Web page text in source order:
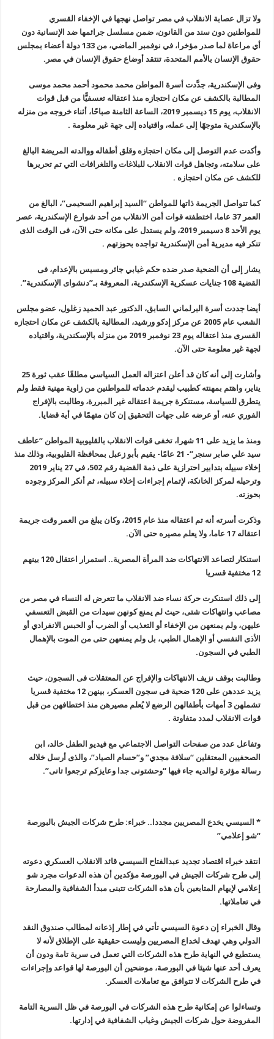
ولا تزال عصابة الانقلاب في مصر تواصل نهجها في الإخفاء القسري
للمواطنين دون سند من القانون، ضمن مسلسل جرائمها ضد الإنسانية دون
أي مراعاة لما صدر مؤخرا، في نوفمبر الماضي، من 133 دولة أعضاء بمجلس
حقوق الإنسان بالأمم المتحدة، تنتقد أوضاع حقوق الإنسان في مصر .
وفى الإسكندرية، جدَّدت أسرة المواطن محمد محمود أحمد محمد موسى
المطالبة بالكشف عن مكان احتجازه منذ اعتقاله تعسفيًّا من قبل قوات
الانقلاب، يوم 15 ديسمبر 2019، الساعة الثامنة صباحًا، أثناء خروجه من منزله
بالإسكندرية متوجهًا إلى عمله، واقتياده إلى جهة غير معلومة .
وأكدت عدم التوصل إلى مكان احتجازه وقلق أطفاله ووالدته المريضة البالغ
على سلامته، وتجاهل قوات الانقلاب للبلاغات والتلغرافات التي تم تحريرها
للكشف عن مكان احتجازه .
كما تتواصل الجريمة ذاتها للمواطن “السيد إبراهيم السحيمى”، البالغ من
العمر 37 عاما، اختطفته قوات أمن الانقلاب من أحد شوارع الإسكندرية، عصر
يوم الأحد 8 دسيمبر 2019، ولم يستدل على مكانه حتى الآن، فى الوقت الذى
تنكر فيه مديرية أمن الإسكندرية تواجده بحوزتهم .
يشار إلى أن الضحية صدر ضده حكم غيابي جائر ومسيس بالإعدام، فى
القضية108 جنايات عسكرية الإسكندرية، المعروفة بـ”دنشواى الإسكندرية”.
أيضا جددت أسرة البرلماني السابق، الدكتور عبد الحميد زغلول، عضو مجلس
الشعب عام 2005 عن مركز إدكو ورشيد، المطالبة بالكشف عن مكان احتجازه
القسرى منذ اعتقاله يوم 23 نوفمبر 2019 من منزله بالإسكندرية، واقتياده
لجهة غير معلومة حتى الآن.
وأشارت إلى أنه كان قد أعلن اعتزاله العمل السياسي مطلقًا عقب ثورة 25
يناير، واهتم بمهنته كطبيب ليقدم خدماته للمواطنين من زاوية مهنية فقط ولم
يتطرق للسياسة، مستنكرة جريمة اعتقاله غير المبررة، وطالبت بالإفراج
الفوري عنه، أو عرضه على جهات التحقيق إن كان متهمًا في أية قضايا.
ومنذ ما يزيد على 11 شهرا، تخفى قوات الانقلاب بالقليوبية المواطن “عاطف
سيد علي صابر سنجر”- 21 عامًا- يقيم بأبو زعبل بمحافظة القليوبية، وذلك منذ
إخلاء سبيله بتدابير احترازية على ذمة القضية رقم 502، في 27 يناير
2019
وترحيله لمركز الخانكة، لإتمام إجراءات إخلاء سبيله، ثم أنكر المركز وجوده
بحوزته.
وذكرت أسرته أنه تم اعتقاله منذ عام 2015، وكان يبلغ من العمر وقت جريمة
اعتقاله 17 عاما، ولا يعلم مصيره حتى الآن
.
استنكار لتصاعد الانتهاكات ضد المرأة المصرية.. استمرار اعتقال 120 بينهم
12 مختفية قسريا
إلى ذلك استنكرت حركة نساء ضد الانقلاب ما تتعرض له النساء في مصر من
مصاعب وانتهاكات شتى، حيث لم يمنع كونهن سيدات من القبض التعسفي
عليهن، ولم يمنعهن من الإخفاء أو التعذيب أو الضرب أو الحبس الانفرادي أو
الأذى النفسي أو الإهمال الطبي، بل ولم يمنعهن حتى من الموت بالإهمال
الطبي في السجون.
وطالبت بوقف نزيف الانتهاكات والإفراج عن المعتقلات فى السجون، حيث
يزيد عددهن على 120 ضحية فى سجون العسكر، بينهن 12 مختفية قسريا
تشملهن 3 أمهات بأطفالهن الرضع لا يُعلم مصيرهن منذ اختطافهن من قبل
قوات الانقلاب لمدد متفاوتة .
وتفاعل عدد من صفحات التواصل الاجتماعي مع فيديو الطفل خالد، ابن
الصحفيين المعتقلين “سلافة مجدي” و”حسام الصياد”، والذى أرسل خلاله
رسالة مؤثرة لوالديه جاء فيها “وحشتونى جدا وعايزكم ترجعوا تانى”.
* السيسي يخدع المصريين مجددا.. خبراء: طرح شركات الجيش بالبورصة
“شو إعلامي”
انتقد خبراء اقتصاد تجديد عبدالفتاح السيسي قائد الانقلاب العسكري دعوته
إلى طرح شركات الجيش في البورصة مؤكدين أن هذه الدعوات مجرد شو
إعلامي لإيهام المتابعين بأن هذه الشركات تتبنى مبدأ الشفافية والمصارحة
في تعاملاتها.
وقال الخبراء إن دعوة السيسي تأتي في إطار إذعانه لمطالب صندوق النقد
الدولي وهي تهدف لخداع المصريين وليست حقيقية على الإطلاق لأنه لا
يستطيع في النهاية طرح هذه الشركات التي تعمل فى سرية تامة ودون أن
يعرف أحد عنها شيئا في البورصة، موضحين أن البورصة لها قواعد وإجراءات
في طرح الشركات لا تتوافق مع تعاملات العسكر .
وتساءلوا عن إمكانية طرح هذه الشركات في البورصة في ظل السرية التامة
المفروضة حول شركات الجيش وغياب الشفافية في إدارتها.